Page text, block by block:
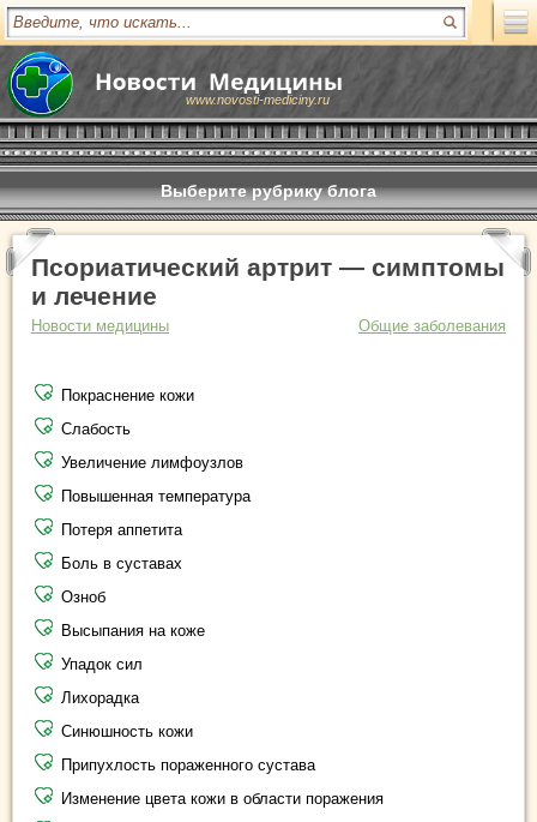
www.novosti-mediciny.ru
Выберите рубрику блога
Псориатический артрит — симптомы
и лечение
Новости медицины Общие заболевания
Покраснение кожи
Слабость
Увеличение лимфоузлов
Повышенная температура
Потеря аппетита
Боль в суставах
Озноб
Высыпания на коже
Упадок сил
Лихорадка
Синюшность кожи
Припухлость пораженного сустава
Изменение цвета кожи в области поражения